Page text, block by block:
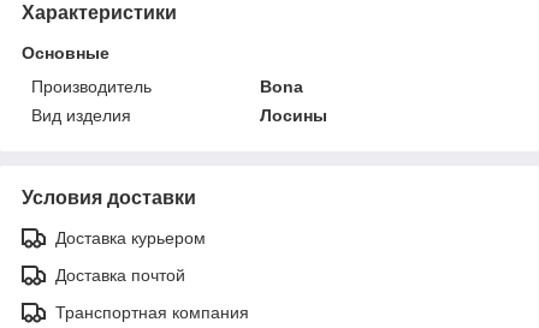
Характеристики
Основные
Производитель
Bona
Вид изделия
Лосины
Условия доставки
Доставка курьером
Доставка почтой
Транспортная компания